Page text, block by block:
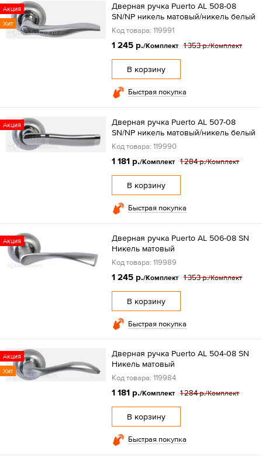
Акция
Хит
Дверная ручка Puerto AL 508-08
SN/NP никель матовый/никель белый
Код товара: 119991
1 245 р./Комплект 1 353 р./Комплект
В корзину
Быстрая покупка
Акция
Дверная ручка Puerto AL 507-08
SN/NP никель матовый/никель белый
Код товара: 119990
1 181 р./Комплект 1 284 р./Комплект
В корзину
Быстрая покупка
Акция
Дверная ручка Puerto AL 506-08 SN
Никель матовый
Код товара: 119989
1 245 р./Комплект 1 353 р./Комплект
В корзину
Быстрая покупка
Акция
Хит
Дверная ручка Puerto AL 504-08 SN
Никель матовый
Код товара: 119984
1 181 р./Комплект 1 284 р./Комплект
В корзину
Быстрая покупка